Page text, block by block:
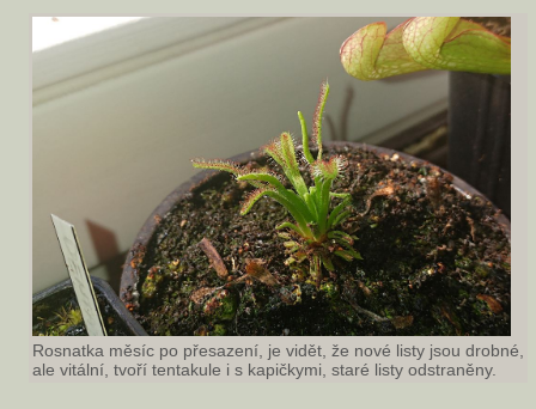
Rosnatka měsíc po přesazení, je vidět, že nové listy jsou drobné,
ale vitální, tvoří tentakule i s kapičkymi, staré listy odstraněny.